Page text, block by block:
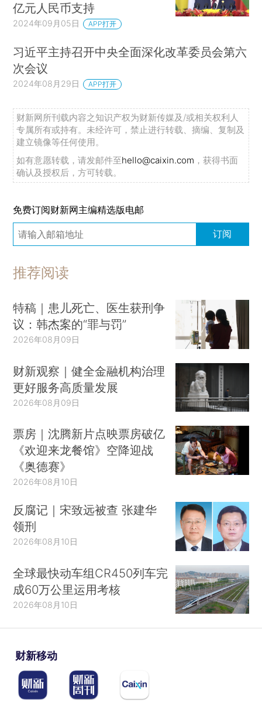
亿元人民币支持
2024年09月05日 APP打开
习近平主持召开中央全面深化改革委员会第六
次会议
2024年08月29日 APP打开
财新网所刊载内容之知识产权为财新传媒及/或相关权利人
专属所有或持有。未经许可，禁止进行转载、摘编、复制及
建立镜像等任何使用。
如有意愿转载，请发邮件至hello@caixin.com ，获得书面
确认及授权后，方可转载。
免费订阅财新网主编精选版电邮
订阅
推荐阅读
特稿｜患儿死亡、医生获刑争
议：韩杰案的“罪与罚”
2026年08月09日
财新观察｜健全金融机构治理
更好服务高质量发展
2026年08月09日
票房｜沈腾新片点映票房破亿
《欢迎来龙餐馆》空降迎战
《奥德赛》
2026年08月10日
反腐记｜宋致远被查 张建华
领刑
2026年08月10日
全球最快动车组CR450列车完
成60万公里运用考核
2026年08月10日
财新移动